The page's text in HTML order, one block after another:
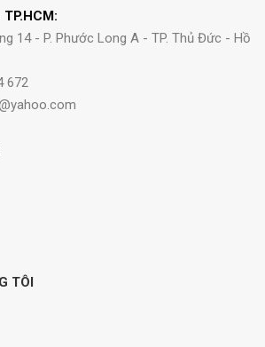
14 - P. Phước Long A - TP. Thủ Đức - Hồ
672
TÔI